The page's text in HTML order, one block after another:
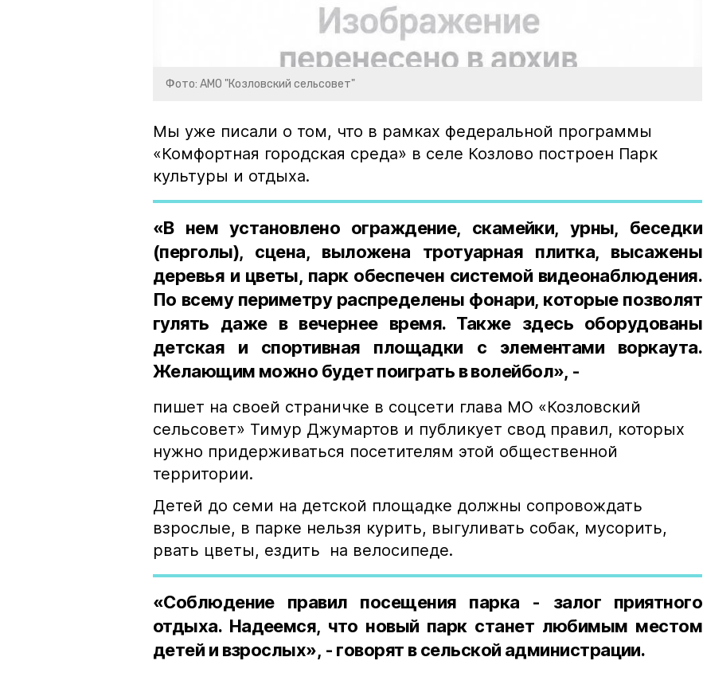
Фото: АМО "Козловский сельсовет"
Мы уже писали о том, что в рамках федеральной программы
«Комфортная городская среда» в селе Козлово построен Парк
культуры и отдыха.
«В нем установлено ограждение, скамейки, урны, беседки
(перголы), сцена, выложена тротуарная плитка, высажены
деревья и цветы, парк обеспечен системой видеонаблюдения.
По всему периметру распределены фонари, которые позволят
гулять даже в вечернее время. Также здесь оборудованы
детская и спортивная площадки с элементами воркаута.
Желающим можно будет поиграть в волейбол», -
пишет на своей страничке в соцсети глава МО «Козловский
сельсовет» Тимур Джумартов и публикует свод правил, которых
нужно придерживаться посетителям этой общественной
территории.
Детей до семи на детской площадке должны сопровождать
взрослые, в парке нельзя курить, выгуливать собак, мусорить,
рвать цветы, ездить на велосипеде.
«Соблюдение правил посещения парка - залог приятного
отдыха. Надеемся, что новый парк станет любимым местом
детей и взрослых», - говорят в сельской администрации.